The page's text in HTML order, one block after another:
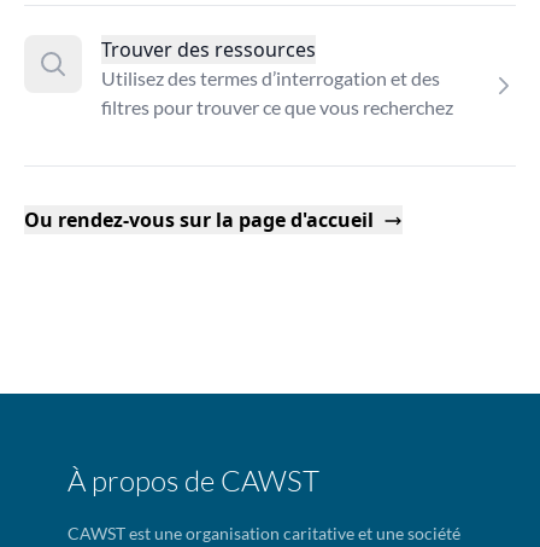
Trouver des ressources
Utilisez des termes d’interrogation et des
filtres pour trouver ce que vous recherchez
Ou rendez-vous sur la page d'accueil
À propos de CAWST
CAWST est une organisation caritative et une société